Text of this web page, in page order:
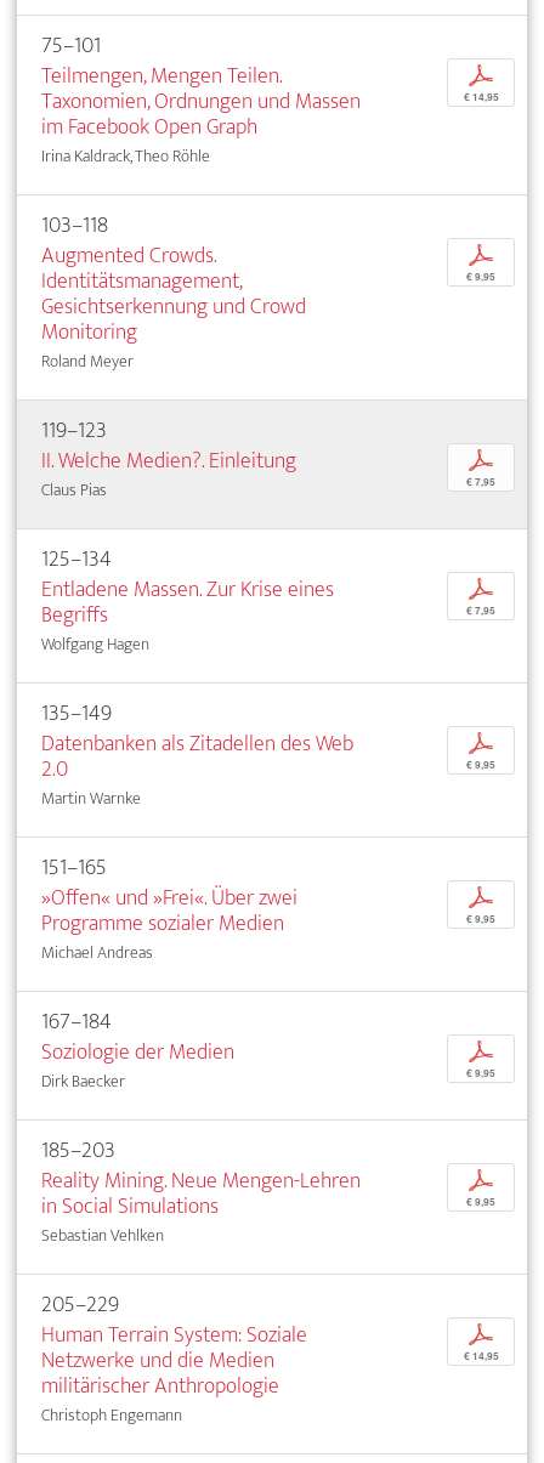
75–101
Teilmengen, Mengen Teilen.
Taxonomien, Ordnungen und Massen
im Facebook Open Graph
Irina Kaldrack, Theo Röhle
p
€ 14,95
103–118
Augmented Crowds.
Identitätsmanagement,
Gesichtserkennung und Crowd
Monitoring
Roland Meyer
p
€ 9,95
119–123
II. Welche Medien?. Einleitung
Claus Pias
p
€ 7,95
125–134
Entladene Massen. Zur Krise eines
Begriffs
Wolfgang Hagen
p
€ 7,95
135–149
Datenbanken als Zitadellen des Web
2.0
Martin Warnke
p
€ 9,95
151–165
»Offen« und »Frei«. Über zwei
Programme sozialer Medien
Michael Andreas
p
€ 9,95
167–184
Soziologie der Medien
Dirk Baecker
p
€ 9,95
185–203
Reality Mining. Neue Mengen-Lehren
in Social Simulations
Sebastian Vehlken
p
€ 9,95
205–229
Human Terrain System: Soziale
Netzwerke und die Medien
militärischer Anthropologie
Christoph Engemann
p
€ 14,95